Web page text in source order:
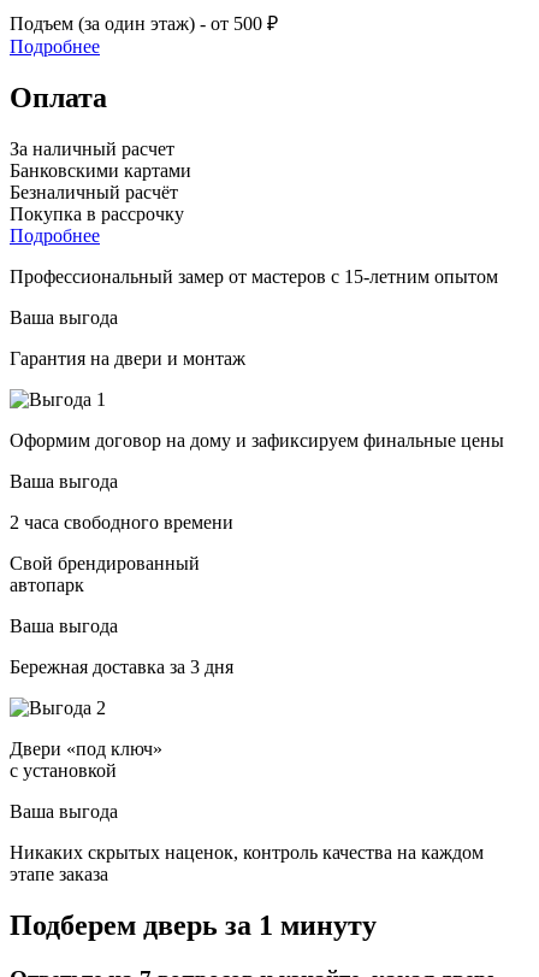
Подъем (за один этаж) - от 500 ₽
Подробнее
Оплата
За наличный расчет
Банковскими картами
Безналичный расчёт
Покупка в рассрочку
Подробнее
Профессиональный замер от мастеров с 15-летним опытом
Ваша выгода
Гарантия на двери и монтаж
Оформим договор на дому и зафиксируем финальные цены
Ваша выгода
2 часа свободного времени
Свой брендированный
автопарк
Ваша выгода
Бережная доставка за 3 дня
Двери «под ключ»
с установкой
Ваша выгода
Никаких скрытых наценок, контроль качества на каждом
этапе заказа
Подберем дверь за 1 минуту